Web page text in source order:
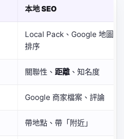
本地 SEO
Local Pack、Google 地圖
排序
關聯性、 距離 、知名度
Google 商家檔案、評論
帶地點、帶「附近」